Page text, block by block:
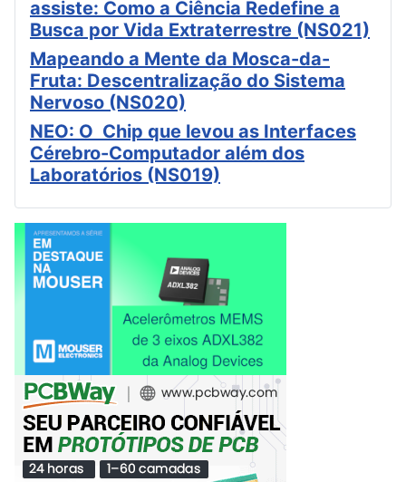
assiste: Como a Ciência Redefine a
Busca por Vida Extraterrestre (NS021)
Mapeando a Mente da Mosca-da-
Fruta: Descentralização do Sistema
Nervoso (NS020)
NEO: O Chip que levou as Interfaces
Cérebro-Computador além dos
Laboratórios (NS019)